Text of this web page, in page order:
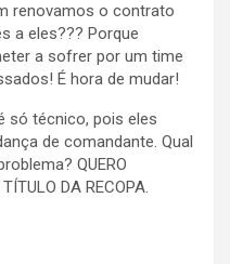
renovamos o contrato
a eles??? Porque
a sofrer por um time
É hora de mudar!
só técnico, pois eles
de comandante. Qual
QUERO
DA RECOPA.